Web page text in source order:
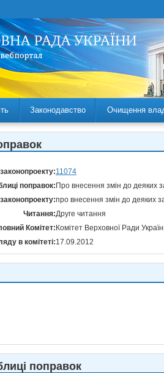
Законодавство Очищення
11074
поправок: Про внесення змін до деяких
про внесення змін до деяких
Читання:Друге читання
Комітет: Комітет Верховної Ради
в комітеті:17.09.2012
поправок